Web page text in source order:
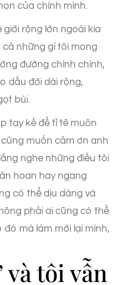
của chính mình.
rộng lớn ngoài kia
những gì tôi mong
đường chính chính,
dẫu đời dài rộng,
bùi.
tay kề để tỉ tê muôn
cũng muốn cảm ơn anh
nghe những điều tôi
hoan hay ngang
có thể dịu dàng và
phải ai cũng có thể
đó mà làm mới lại mình,
và tôi vẫn